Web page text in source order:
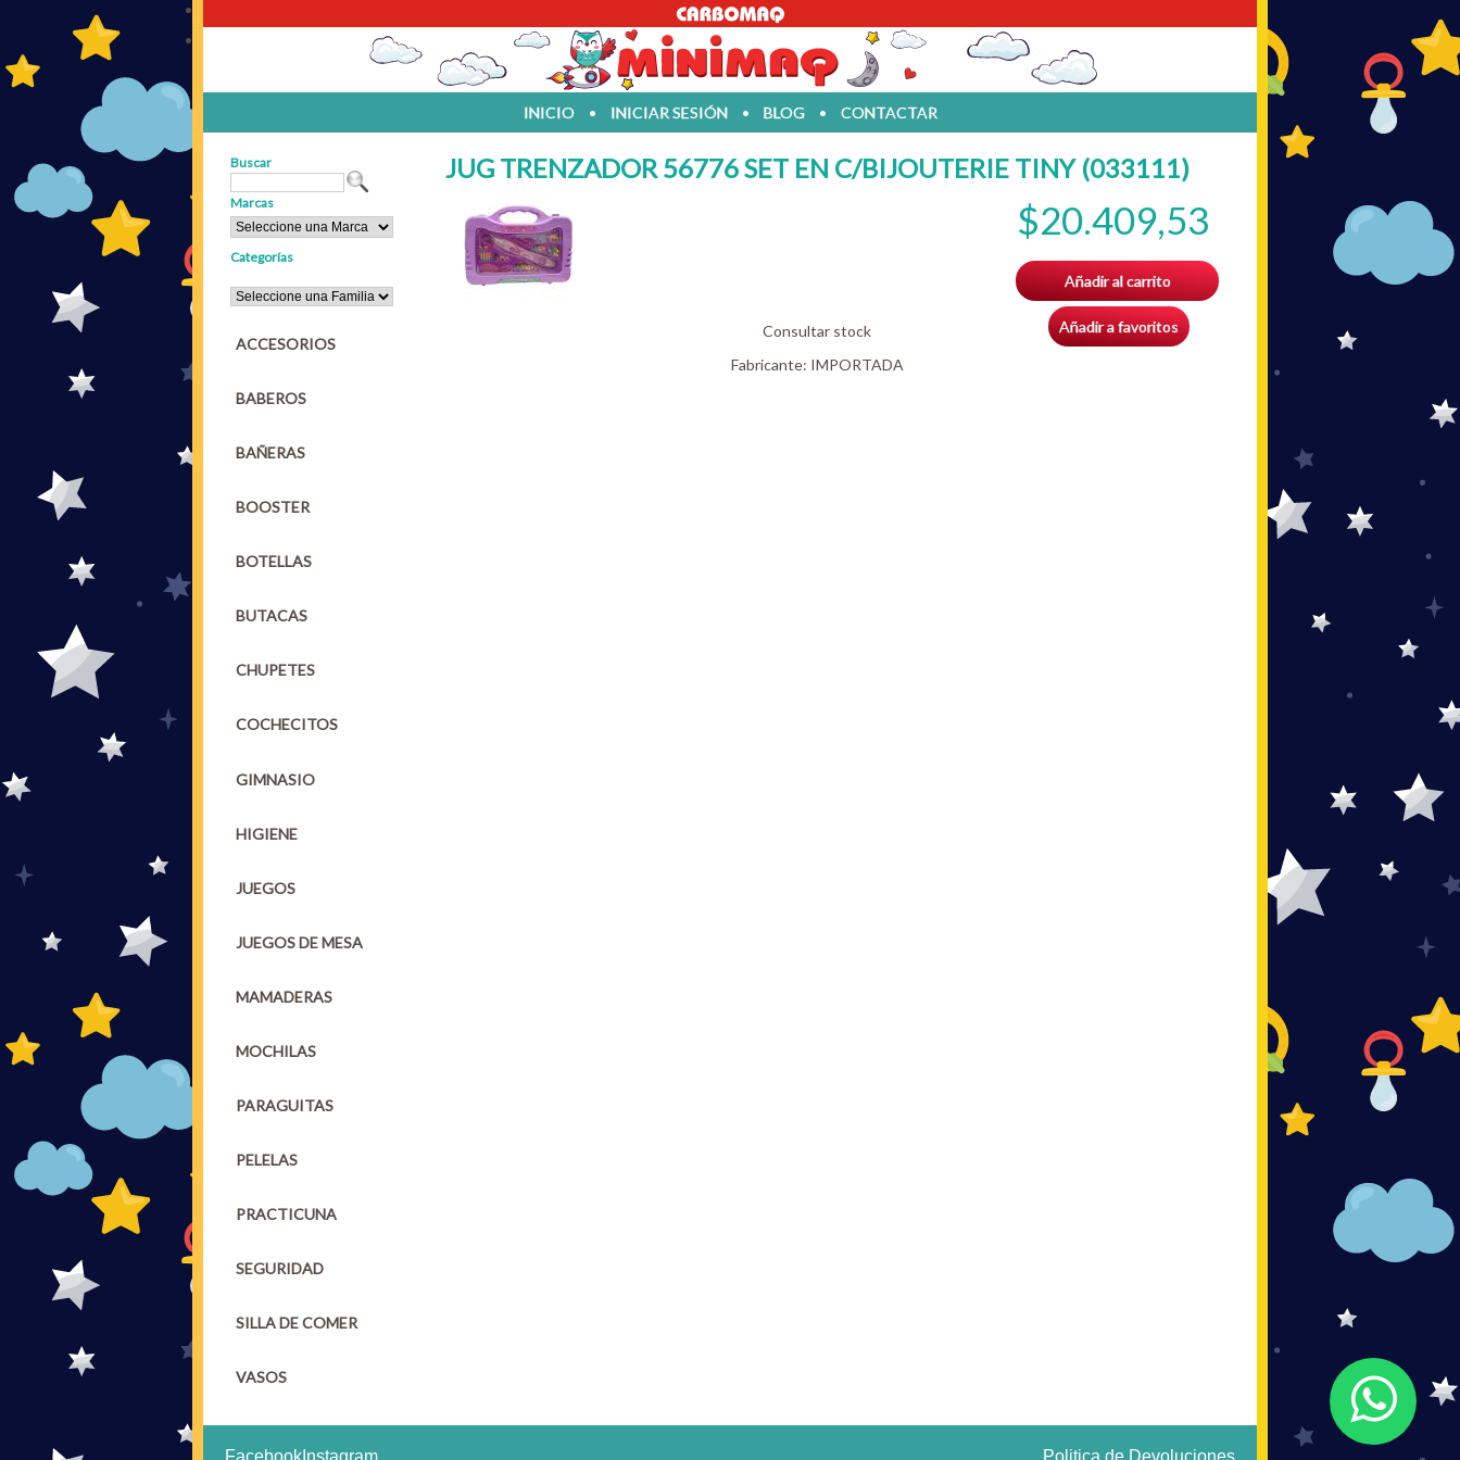
INICIO • INICIAR SESIÓN • BLOG • CONTACTAR
Buscar
Marcas
Categorías
ACCESORIOS
BABEROS
BAÑERAS
BOOSTER
BOTELLAS
BUTACAS
CHUPETES
COCHECITOS
GIMNASIO
HIGIENE
JUEGOS
JUEGOS DE MESA
MAMADERAS
MOCHILAS
PARAGUITAS
PELELAS
PRACTICUNA
SEGURIDAD
SILLA DE COMER
VASOS
JUG TRENZADOR 56776 SET EN C/BIJOUTERIE TINY (033111)
$20.409,53
Añadir al carrito
Añadir a favoritos
Consultar stock
Fabricante: IMPORTADA